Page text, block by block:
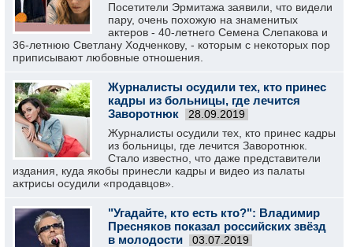
Посетители Эрмитажа заявили, что видели
пару, очень похожую на знаменитых
актеров - 40-летнего Семена Слепакова и
36-летнюю Светлану Ходченкову, - которым с некоторых пор
приписывают любовные отношения.
Журналисты осудили тех, кто принес
кадры из больницы, где лечится
Заворотнюк
28.09.2019
Журналисты осудили тех, кто принес кадры
из больницы, где лечится Заворотнюк.
Стало известно, что даже представители
издания, куда якобы принесли кадры и видео из палаты
актрисы осудили «продавцов».
"Угадайте, кто есть кто?": Владимир
Пресняков показал российских звёзд
в молодости
03.07.2019